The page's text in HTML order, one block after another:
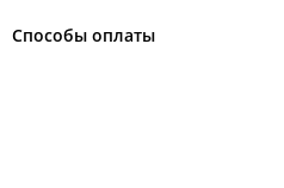
Способы оплаты